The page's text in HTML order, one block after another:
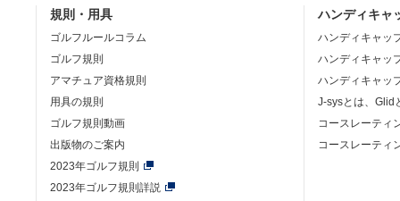
規則・用具
ゴルフルールコラム
ゴルフ規則
アマチュア資格規則
用具の規則
ゴルフ規則動画
出版物のご案内
2023年ゴルフ規則
2023年ゴルフ規則詳説
ハンディキャ
ハンディキャッ
ハンディキャッ
ハンディキャッ
J-sysとは、Glid
コースレーティ
コースレーティ